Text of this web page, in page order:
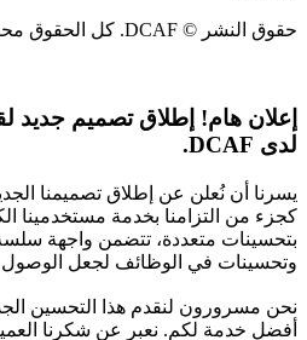
حقوق النشر © DCAF. كل الحقوق محفوظة.
إعلان هام! إطلاق تصميم جديد
لدى DCAF.
يسرنا أن نُعلن عن إطلاق تصميمنا الجديد
كجزء من التزامنا بخدمة مستخدمينا
بتحسينات متعددة، تتضمن واجهة
وتحسينات في الوظائف لجعل الوصول
نحن مسرورون لنقدم هذا التحسين
أفضل خدمة لكم. نعبر عن شكرنا